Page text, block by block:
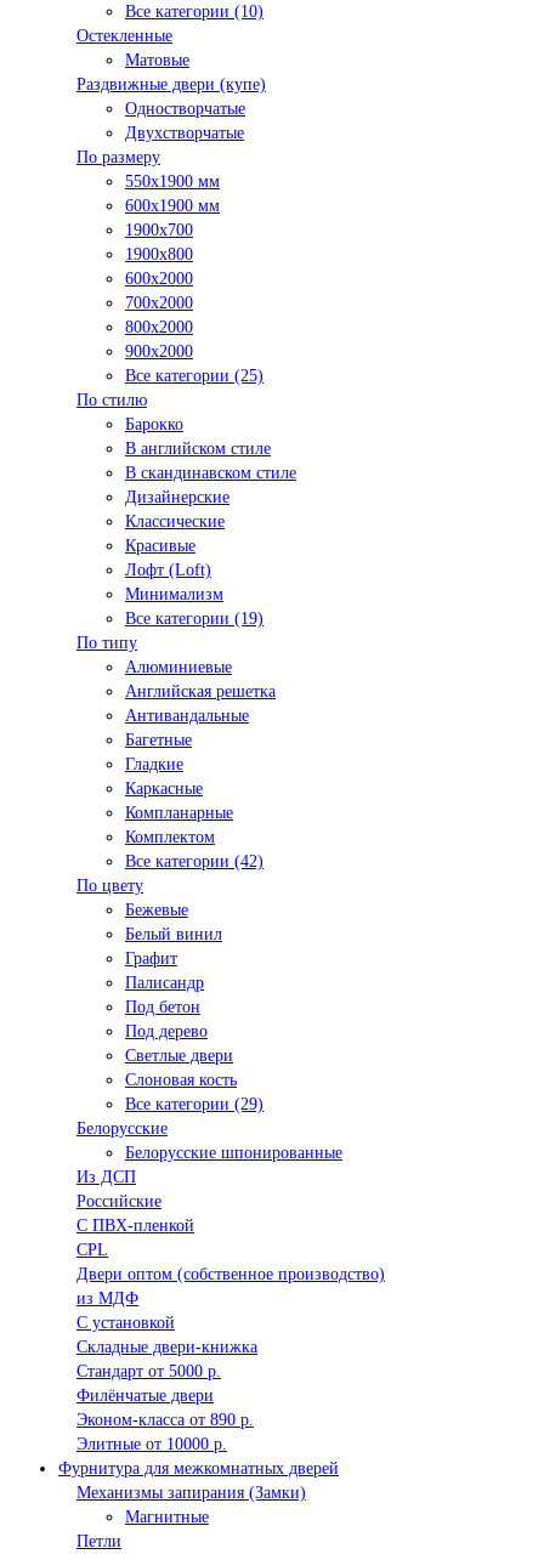
Все категории (10)
Остекленные
Матовые
Раздвижные двери (купе)
Одностворчатые
Двухстворчатые
По размеру
550x1900 мм
600x1900 мм
1900х700
1900х800
600x2000
700x2000
800x2000
900x2000
Все категории (25)
По стилю
Барокко
В английском стиле
В скандинавском стиле
Дизайнерские
Классические
Красивые
Лофт (Loft)
Минимализм
Все категории (19)
По типу
Алюминиевые
Английская решетка
Антивандальные
Багетные
Гладкие
Каркасные
Компланарные
Комплектом
Все категории (42)
По цвету
Бежевые
Белый винил
Графит
Палисандр
Под бетон
Под дерево
Светлые двери
Слоновая кость
Все категории (29)
Белорусские
Белорусские шпонированные
Из ДСП
Российские
C ПВХ-пленкой
CPL
Двери оптом (собственное производство)
из МДФ
С установкой
Складные двери-книжка
Стандарт от 5000 р.
Филёнчатые двери
Эконом-класса от 890 р.
Элитные от 10000 р.
Фурнитура для межкомнатных дверей
Механизмы запирания (Замки)
Магнитные
Петли